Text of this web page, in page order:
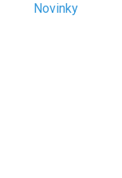
Novinky